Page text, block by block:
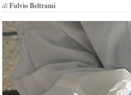
diFulvio Beltrami